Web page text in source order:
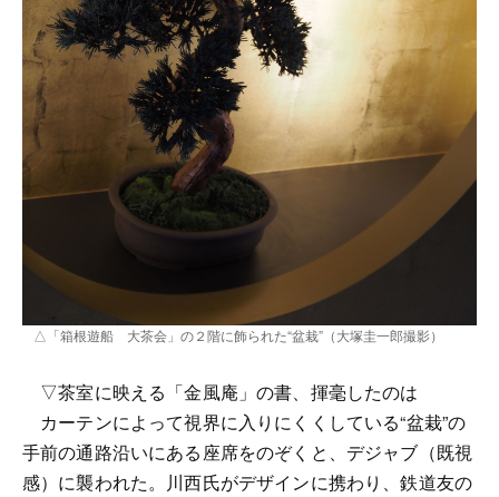
△「箱根遊船 大茶会」の２階に飾られた“盆栽”（大塚圭一郎撮影）
▽茶室に映える「金風庵」の書、揮毫したのは
カーテンによって視界に入りにくくしている“盆栽”の
手前の通路沿いにある座席をのぞくと、デジャブ（既視
感）に襲われた。川西氏がデザインに携わり、鉄道友の